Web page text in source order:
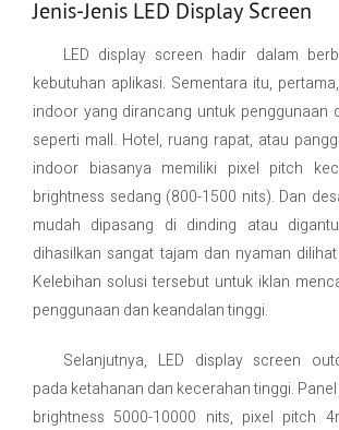
Jenis-Jenis LED Display Screen
LED display screen hadir dalam
kebutuhan aplikasi. Sementara itu,
indoor yang dirancang untuk penggunaan
seperti mall. Hotel, ruang rapat, atau
indoor biasanya memiliki pixel pitch
brightness sedang (800-1500 nits). Dan
mudah dipasang di dinding atau
dihasilkan sangat tajam dan nyaman
Kelebihan solusi tersebut untuk iklan
penggunaan dan keandalan tinggi.
Selanjutnya, LED display screen
pada ketahanan dan kecerahan tinggi.
brightness 5000-10000 nits, pixel pitch